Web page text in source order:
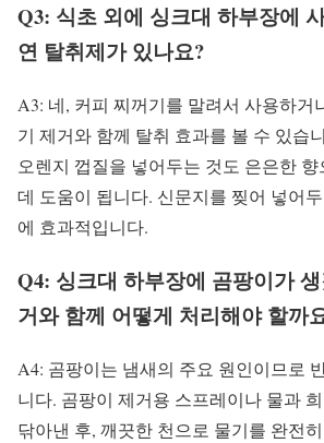
Q3: 식초 외에 싱크대 하부장에
연 탈취제가 있나요?
A3: 네, 커피 찌꺼기를 말려서 사용하거
기 제거와 함께 탈취 효과를 볼 수 있습
오렌지 껍질을 넣어두는 것도 은은한
데 도움이 됩니다. 신문지를 찢어 넣어
에 효과적입니다.
Q4: 싱크대 하부장에 곰팡이가
거와 함께 어떻게 처리해야 할까
A4: 곰팡이는 냄새의 주요 원인이므로
니다. 곰팡이 제거용 스프레이나 물과
닦아낸 후, 깨끗한 천으로 물기를 완전